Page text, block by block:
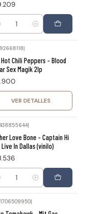
Hot Chili Peppers - Blood
Sex Magik 2lp
VER DETALLES
|
Love Bone - Captain Hi
In Dallas (vinilo)